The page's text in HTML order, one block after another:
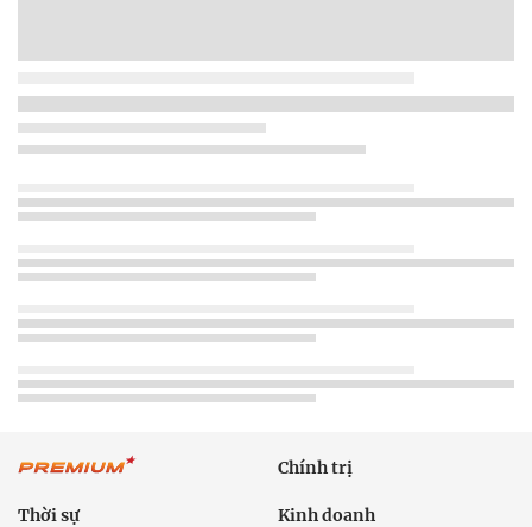
Chính trị
Thời sự Kinh doanh